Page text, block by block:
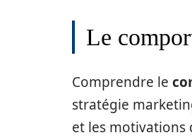
Le
Comprendre le
stratégie
et les motivations